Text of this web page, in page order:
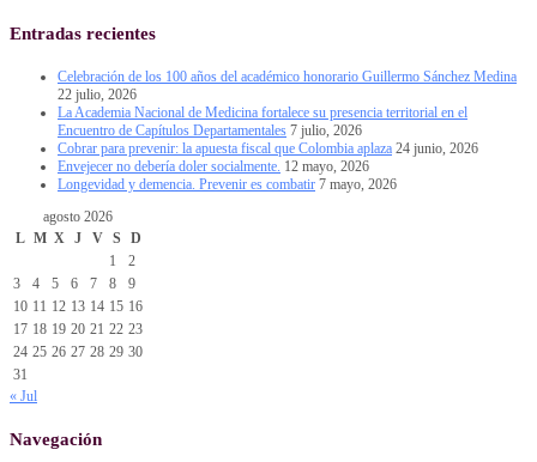
Entradas recientes
Celebración de los 100 años del académico honorario Guillermo Sánchez Medina
22 julio, 2026
La Academia Nacional de Medicina fortalece su presencia territorial en el
Encuentro de Capítulos Departamentales 7 julio, 2026
Cobrar para prevenir: la apuesta fiscal que Colombia aplaza 24 junio, 2026
Envejecer no debería doler socialmente. 12 mayo, 2026
Longevidad y demencia. Prevenir es combatir 7 mayo, 2026
agosto 2026
L M X J V S
D
1
2
3
4 5 6 7 8
9
10 11 12 13 14 15 16
17 18 19 20 21 22 23
24 25 26 27 28 29 30
31
« Jul
Navegación